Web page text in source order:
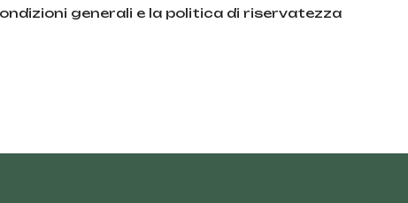
generali e la politica di riservatezza